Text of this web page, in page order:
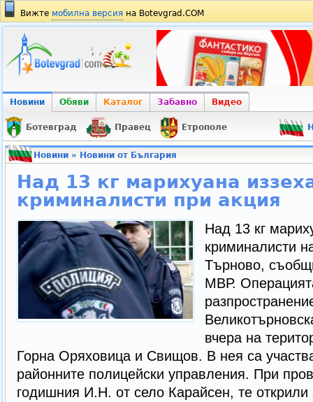
Вижте мобилна версия на Botevgrad.COM
Новини Обяви Каталог Забавно Видео
Ботевград Правец Етрополе
Новини» Новини от България
Над 13 кг марихуана
криминалисти при акция
Над 13 кг
криминалисти
Търново,
МВР.
вчера на
Горна Оряховица и Свищов. В нея са
районните полицейски управления. При
годишния И.Н. от село Карайсен, те открили